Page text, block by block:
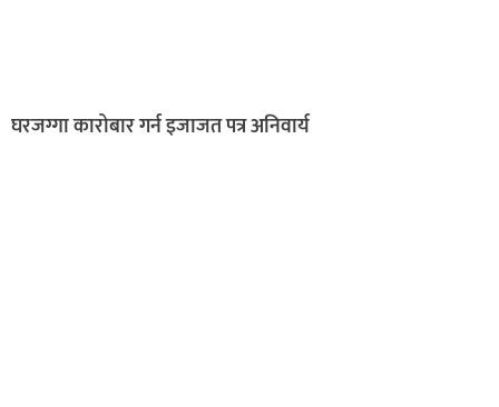
घरजग्गा कारोबार गर्न इजाजत पत्र अनिवार्य